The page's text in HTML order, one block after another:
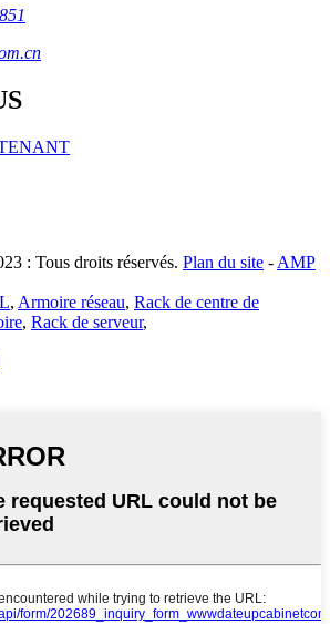
: Tous droits réservés. Plan du site - AMP
, Armoire réseau, Rack de centre de
, Rack de serveur,